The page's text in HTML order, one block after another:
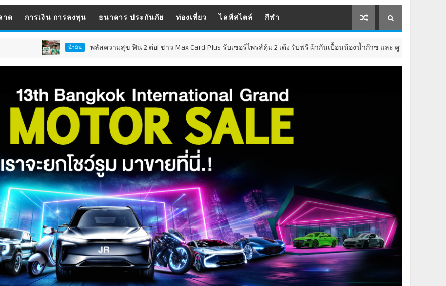
าด การเงิน การลงทุน ธนาคาร ประกันภัย ท่องเที่ยว ไลฟ์สไตล์ กีฬา
พลัสความสุข ฟิน 2 ต่อ! ชาว Max Card Plus รับเซอร์ไพรส์คุ้ม 2 เด้ง รับฟรี ผ้ากันเปื้อนน้องน้ำก๊าซ และ คูปองส่วนลด 50 บาท ทุกขนาดถัง ทุก